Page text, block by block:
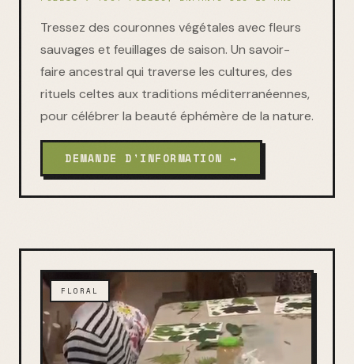
Tressez des couronnes végétales avec fleurs
sauvages et feuillages de saison. Un savoir-
faire ancestral qui traverse les cultures, des
rituels celtes aux traditions méditerranéennes,
pour célébrer la beauté éphémère de la nature.
DEMANDE D'INFORMATION →
FLORAL